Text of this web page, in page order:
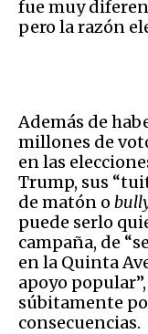
fue muy
pero la razón
Además de
millones de
en las
Trump, sus
de matón o
puede serlo
campaña, de
en la Quinta
apoyo
súbitamente
consecuencias.